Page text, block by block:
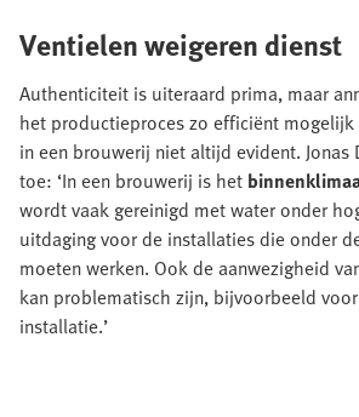
Ventielen weigeren dienst
Authenticiteit is uiteraard prima, maar
het productieproces zo efficiënt mogelijk
in een brouwerij niet altijd evident. Jonas
toe: ‘In een brouwerij is het
wordt vaak gereinigd met water onder
uitdaging voor de installaties die onder
moeten werken. Ook de aanwezigheid
kan problematisch zijn, bijvoorbeeld
installatie.’